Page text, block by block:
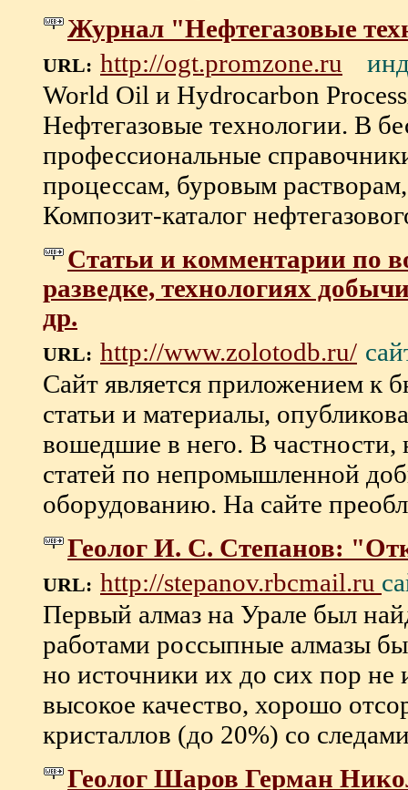
Журнал "Нефтегазовые
URL: http://ogt.promzone.ru
World Oil и Hydrocarbon
Нефтегазовые технологии. В
профессиональные
процессам, буровым
Композит-каталог
Статьи и комментарии по
разведке, технологиях
др.
URL: http://www.zolotodb.ru/
Сайт является приложением к
статьи и материалы,
вошедшие в него. В частности,
статей по непромышленной
оборудованию. На сайте
Геолог И. С. Степанов:
URL: http://stepanov.rbcmail.ru
Первый алмаз на Урале был
работами россыпные алмазы
но источники их до сих пор не
высокое качество, хорошо
кристаллов (до 20%) со
Геолог Шаров Герман